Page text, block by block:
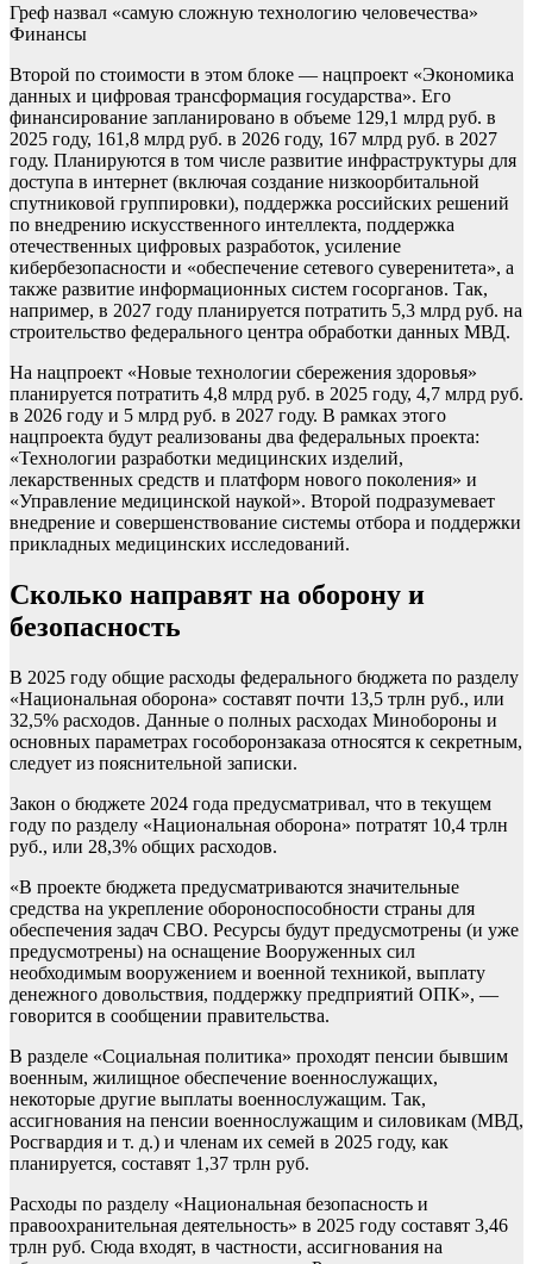
Греф назвал «самую сложную технологию человечества»
Финансы
Второй по стоимости в этом блоке — нацпроект «Экономика
данных и цифровая трансформация государства». Его
финансирование запланировано в объеме 129,1 млрд руб. в
2025 году, 161,8 млрд руб. в 2026 году, 167 млрд руб. в 2027
году. Планируются в том числе развитие инфраструктуры для
доступа в интернет (включая создание низкоорбитальной
спутниковой группировки), поддержка российских решений
по внедрению искусственного интеллекта, поддержка
отечественных цифровых разработок, усиление
кибербезопасности и «обеспечение сетевого суверенитета», а
также развитие информационных систем госорганов. Так,
например, в 2027 году планируется потратить 5,3 млрд руб. на
строительство федерального центра обработки данных МВД.
На нацпроект «Новые технологии сбережения здоровья»
планируется потратить 4,8 млрд руб. в 2025 году, 4,7 млрд руб.
в 2026 году и 5 млрд руб. в 2027 году. В рамках этого
нацпроекта будут реализованы два федеральных проекта:
«Технологии разработки медицинских изделий,
лекарственных средств и платформ нового поколения» и
«Управление медицинской наукой». Второй подразумевает
внедрение и совершенствование системы отбора и поддержки
прикладных медицинских исследований.
Сколько направят на оборону и
безопасность
В 2025 году общие расходы федерального бюджета по разделу
«Национальная оборона» составят почти 13,5 трлн руб., или
32,5% расходов. Данные о полных расходах Минобороны и
основных параметрах гособоронзаказа относятся к секретным,
следует из пояснительной записки.
Закон о бюджете 2024 года предусматривал, что в текущем
году по разделу «Национальная оборона» потратят 10,4 трлн
руб., или 28,3% общих расходов.
«В проекте бюджета предусматриваются значительные
средства на укрепление обороноспособности страны для
обеспечения задач СВО. Ресурсы будут предусмотрены (и уже
предусмотрены) на оснащение Вооруженных сил
необходимым вооружением и военной техникой, выплату
денежного довольствия, поддержку предприятий ОПК», —
говорится в сообщении правительства.
В разделе «Социальная политика» проходят пенсии бывшим
военным, жилищное обеспечение военнослужащих,
некоторые другие выплаты военнослужащим. Так,
ассигнования на пенсии военнослужащим и силовикам (МВД,
Росгвардия и т. д.) и членам их семей в 2025 году, как
планируется, составят 1,37 трлн руб.
Расходы по разделу «Национальная безопасность и
правоохранительная деятельность» в 2025 году составят 3,46
трлн руб. Сюда входят, в частности, ассигнования на